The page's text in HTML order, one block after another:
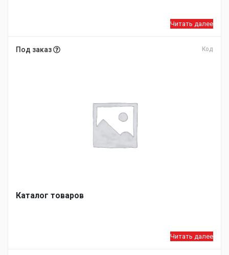
Читать далее
Под заказ Код
Каталог товаров
Читать далее